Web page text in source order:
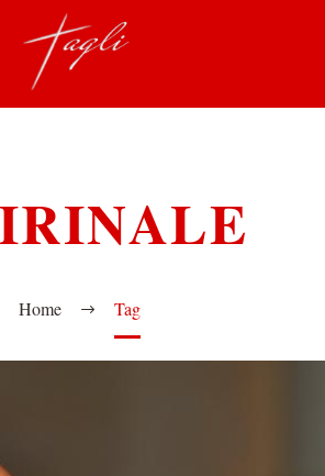
Home Tag